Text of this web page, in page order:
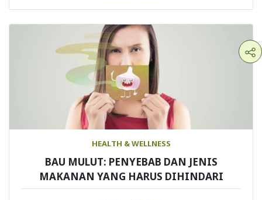
HEALTH & WELLNESS
BAU MULUT: PENYEBAB DAN JENIS
MAKANAN YANG HARUS DIHINDARI